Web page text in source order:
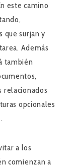
este camino
que surjan y
Además
también
relacionados
opcionales
a los
comienzan a